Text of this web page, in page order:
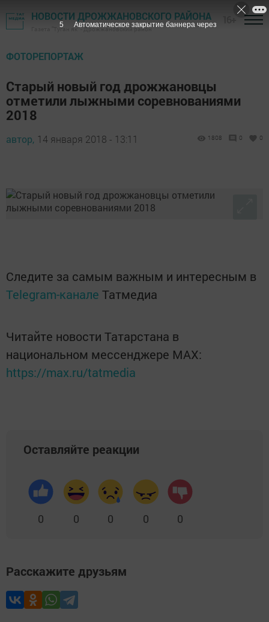
НОВОСТИ ДРОЖЖАНОВСКОГО РАЙОНА
Газета "Туган як" - Дрожжановский район
ФОТОРЕПОРТАЖ
Старый новый год дрожжановцы
отметили лыжными соревнованиями
2018
автор, 14 января 2018 - 13:11 1808 0 0
Следите за самым важным и интересным в
Telegram-канале Татмедиа
Читайте новости Татарстана в
национальном мессенджере MАХ:
https://max.ru/tatmedia
Оставляйте реакции
0 0 0 0 0
Расскажите друзьям
4 Автоматическое закрытие баннера через